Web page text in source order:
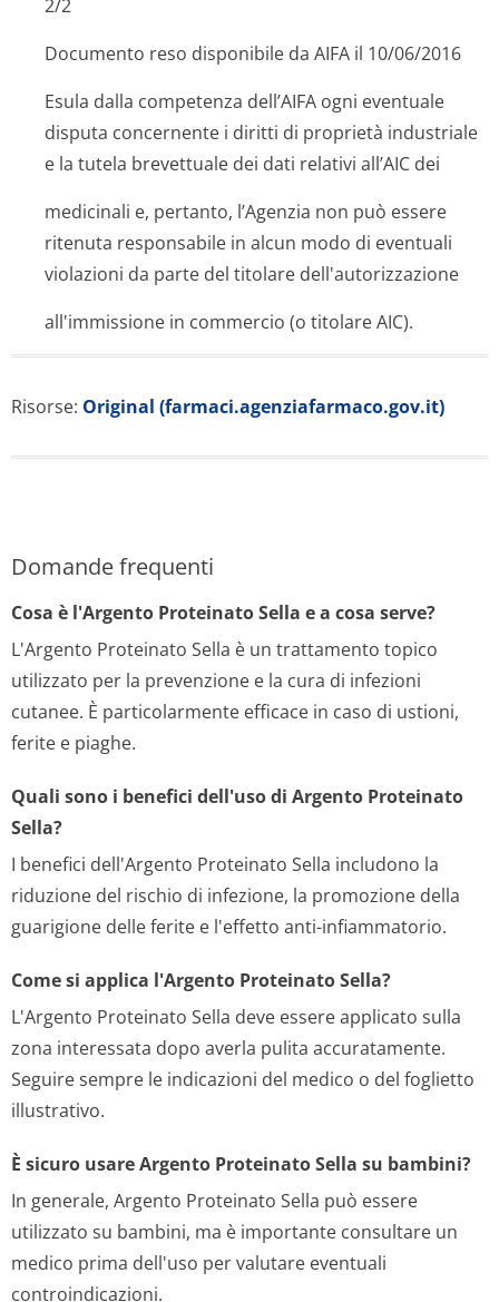
2/2
Documento reso disponibile da AIFA il 10/06/2016
Esula dalla competenza dell’AIFA ogni eventuale
disputa concernente i diritti di proprietà industriale
e la tutela brevettuale dei dati relativi all’AIC dei
medicinali e, pertanto, l’Agenzia non può essere
ritenuta responsabile in alcun modo di eventuali
violazioni da parte del titolare dell'autorizza­zione
all'immissione in commercio (o titolare AIC).
Risorse: Original (farmaci.agenziafarmaco.gov.it)
Domande frequenti
Cosa è l'Argento Proteinato Sella e a cosa serve?
L'Argento Proteinato Sella è un trattamento topico
utilizzato per la prevenzione e la cura di infezioni
cutanee. È particolarmente efficace in caso di ustioni,
ferite e piaghe.
Quali sono i benefici dell'uso di Argento Proteinato
Sella?
I benefici dell'Argento Proteinato Sella includono la
riduzione del rischio di infezione, la promozione della
guarigione delle ferite e l'effetto anti-infiammatorio.
Come si applica l'Argento Proteinato Sella?
L'Argento Proteinato Sella deve essere applicato sulla
zona interessata dopo averla pulita accuratamente.
Seguire sempre le indicazioni del medico o del foglietto
illustrativo.
È sicuro usare Argento Proteinato Sella su bambini?
In generale, Argento Proteinato Sella può essere
utilizzato su bambini, ma è importante consultare un
medico prima dell'uso per valutare eventuali
controindicazioni.